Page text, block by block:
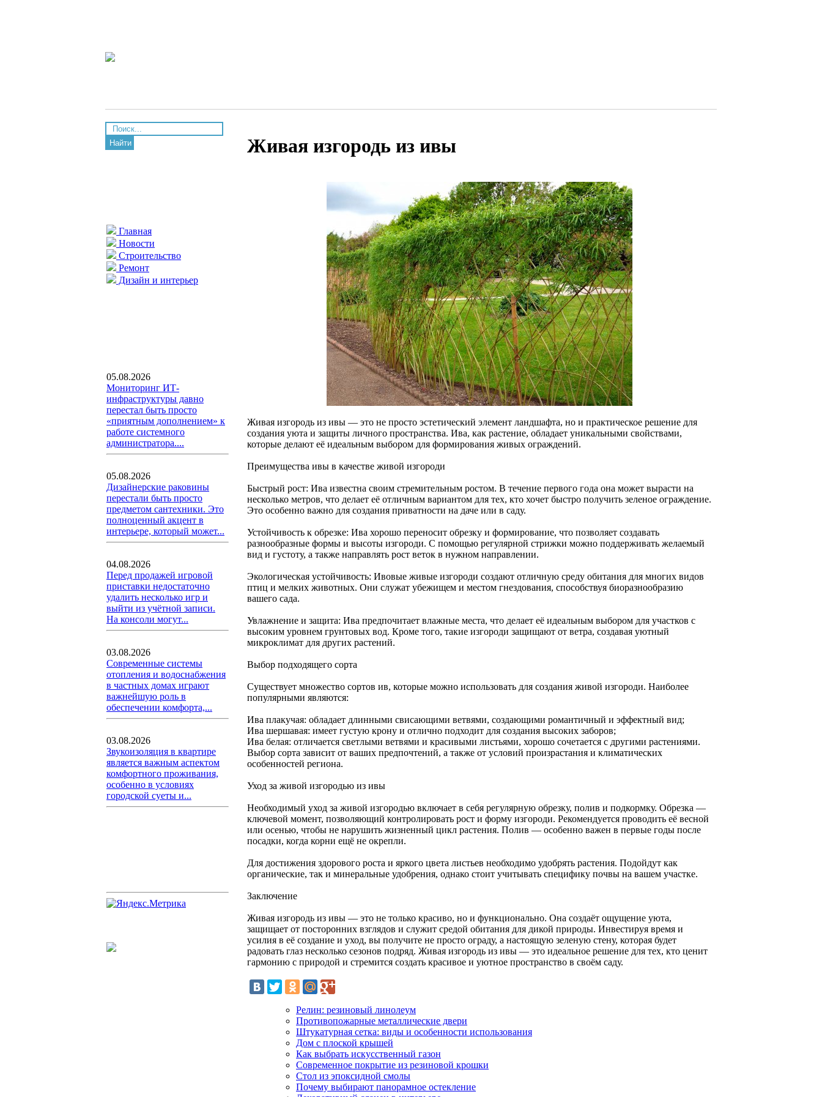
Найти
Главная
Новости
Строительство
Ремонт
Дизайн и интерьер
05.08.2026
Мониторинг ИТ-
инфраструктуры давно
перестал быть просто
«приятным дополнением» к
работе системного
администратора....
05.08.2026
Дизайнерские раковины
перестали быть просто
предметом сантехники. Это
полноценный акцент в
интерьере, который может...
04.08.2026
Перед продажей игровой
приставки недостаточно
удалить несколько игр и
выйти из учётной записи.
На консоли могут...
03.08.2026
Современные системы
отопления и водоснабжения
в частных домах играют
важнейшую роль в
обеспечении комфорта,...
03.08.2026
Звукоизоляция в квартире
является важным аспектом
комфортного проживания,
особенно в условиях
городской суеты и...
Живая изгородь из ивы
Живая изгородь из ивы — это не просто эстетический элемент ландшафта, но и практическое решение для
создания уюта и защиты личного пространства. Ива, как растение, обладает уникальными свойствами,
которые делают её идеальным выбором для формирования живых ограждений.
Преимущества ивы в качестве живой изгороди
Быстрый рост: Ива известна своим стремительным ростом. В течение первого года она может вырасти на
несколько метров, что делает её отличным вариантом для тех, кто хочет быстро получить зеленое ограждение.
Это особенно важно для создания приватности на даче или в саду.
Устойчивость к обрезке: Ива хорошо переносит обрезку и формирование, что позволяет создавать
разнообразные формы и высоты изгороди. С помощью регулярной стрижки можно поддерживать желаемый
вид и густоту, а также направлять рост веток в нужном направлении.
Экологическая устойчивость: Ивовые живые изгороди создают отличную среду обитания для многих видов
птиц и мелких животных. Они служат убежищем и местом гнездования, способствуя биоразнообразию
вашего сада.
Увлажнение и защита: Ива предпочитает влажные места, что делает её идеальным выбором для участков с
высоким уровнем грунтовых вод. Кроме того, такие изгороди защищают от ветра, создавая уютный
микроклимат для других растений.
Выбор подходящего сорта
Существует множество сортов ив, которые можно использовать для создания живой изгороди. Наиболее
популярными являются:
Ива плакучая: обладает длинными свисающими ветвями, создающими романтичный и эффектный вид;
Ива шершавая: имеет густую крону и отлично подходит для создания высоких заборов;
Ива белая: отличается светлыми ветвями и красивыми листьями, хорошо сочетается с другими растениями.
Выбор сорта зависит от ваших предпочтений, а также от условий произрастания и климатических
особенностей региона.
Уход за живой изгородью из ивы
Необходимый уход за живой изгородью включает в себя регулярную обрезку, полив и подкормку. Обрезка —
ключевой момент, позволяющий контролировать рост и форму изгороди. Рекомендуется проводить её весной
или осенью, чтобы не нарушить жизненный цикл растения. Полив — особенно важен в первые годы после
посадки, когда корни ещё не окрепли.
Для достижения здорового роста и яркого цвета листьев необходимо удобрять растения. Подойдут как
органические, так и минеральные удобрения, однако стоит учитывать специфику почвы на вашем участке.
Заключение
Живая изгородь из ивы — это не только красиво, но и функционально. Она создаёт ощущение уюта,
защищает от посторонних взглядов и служит средой обитания для дикой природы. Инвестируя время и
усилия в её создание и уход, вы получите не просто ограду, а настоящую зеленую стену, которая будет
радовать глаз несколько сезонов подряд. Живая изгородь из ивы — это идеальное решение для тех, кто ценит
гармонию с природой и стремится создать красивое и уютное пространство в своём саду.
Релин: резиновый линолеум
Противопожарные металлические двери
Штукатурная сетка: виды и особенности использования
Дом с плоской крышей
Как выбрать искусственный газон
Современное покрытие из резиновой крошки
Стол из эпоксидной смолы
Почему выбирают панорамное остекление